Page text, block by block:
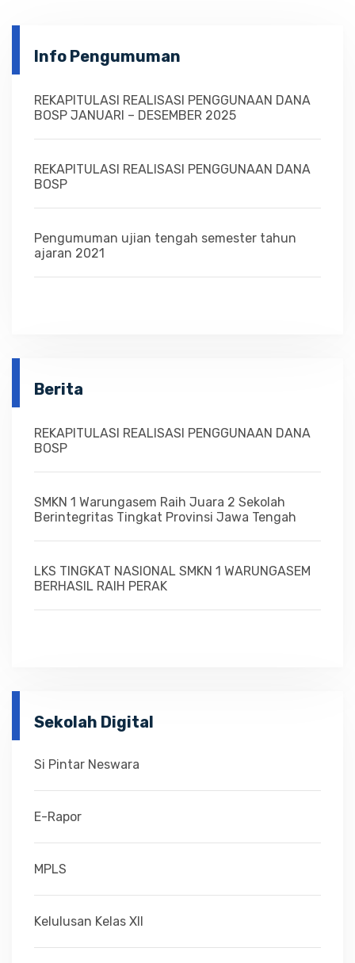
Info Pengumuman
REKAPITULASI REALISASI PENGGUNAAN DANA
BOSP JANUARI – DESEMBER 2025
REKAPITULASI REALISASI PENGGUNAAN DANA
BOSP
Pengumuman ujian tengah semester tahun
ajaran 2021
Berita
REKAPITULASI REALISASI PENGGUNAAN DANA
BOSP
SMKN 1 Warungasem Raih Juara 2 Sekolah
Berintegritas Tingkat Provinsi Jawa Tengah
LKS TINGKAT NASIONAL SMKN 1 WARUNGASEM
BERHASIL RAIH PERAK
Sekolah Digital
Si Pintar Neswara
E-Rapor
MPLS
Kelulusan Kelas XII